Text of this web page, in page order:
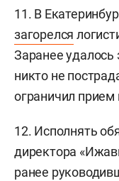
11. В
загорелся
Заранее удалось
никто не
ограничил прием
12. Исполнять
директора
ранее